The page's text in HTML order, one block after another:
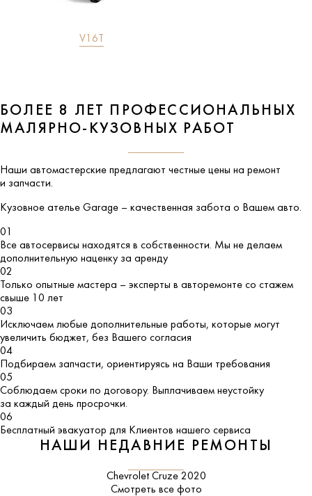
V16T
БОЛЕЕ 8 ЛЕТ ПРОФЕССИОНАЛЬНЫХ
МАЛЯРНО-КУЗОВНЫХ РАБОТ
Наши автомастерские предлагают честные цены на ремонт
и запчасти.
Кузовное ателье Garage – качественная забота о Вашем авто.
01
Все автосервисы находятся в собственности. Мы не делаем
дополнительную наценку за аренду
02
Только опытные мастера – эксперты в авторемонте со стажем
свыше 10 лет
03
Исключаем любые дополнительные работы, которые могут
увеличить бюджет, без Вашего согласия
04
Подбираем запчасти, ориентируясь на Ваши требования
05
Соблюдаем сроки по договору. Выплачиваем неустойку
за каждый день просрочки.
06
Бесплатный эвакуатор для Клиентов нашего сервиса
НАШИ НЕДАВНИЕ РЕМОНТЫ
Chevrolet Cruze 2020
Смотреть все фото